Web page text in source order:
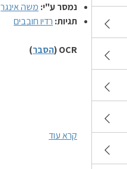
נמסר ע"י: משה אינגר
תגיות: רדיו חובבים
OCR ( הסבר)
קרא עוד